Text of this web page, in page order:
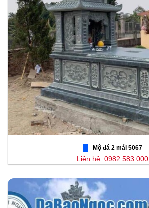
Mộ đá 2 mái 5067
Liên hệ: 0982.583.000